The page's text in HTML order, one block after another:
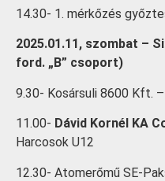
14.30- 1. mérkőzés
2025.01.11, szombat –
ford. „B” csoport)
9.30- Kosársuli 8600 Kft. –
11.00- Dávid Kornél KA
Harcosok U12
12.30- Atomerőmű SE-